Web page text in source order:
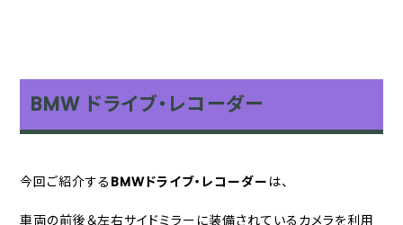
BMW ドライブ・レコーダー
今回ご紹介する BMWドライブ・レコーダー は、
車両の前後＆左右サイドミラーに装備されているカメラを利用